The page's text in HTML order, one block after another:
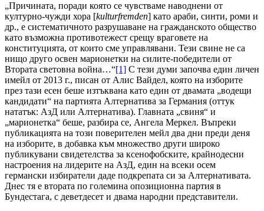
„Причината, поради която се чувстваме наводнени от
културно-чужди хора [kulturfremden] като араби, синти, роми и
др., е систематичното разрушаване на гражданското общество
като възможна противотежест срещу враговете на
конституцията, от които сме управлявани. Тези свине не са
нищо друго освен марионетки на силите-победители от
Втората световна война…“[1] С тези думи започва един личен
имейл от 2013 г., писан от Алис Вайдел, която на изборите
през тази есен беше изтъквана като един от двамата „водещи
кандидати“ на партията Алтернатива за Германия (оттук
нататък: АзД или Алтернатива). Главната „свиня“ и
„марионетка“ беше, разбира се, Ангела Меркел. Въпреки
публикацията на този поверителен мейл два дни преди деня
на изборите, в добавка към множество други широко
публикувани свидетелства за ксенофобските, крайнодесни
настроения на лидерите на АзД, един на всеки осем
германски избиратели даде подкрепата си за Алтернативата.
Днес тя е втората по големина опозиционна партия в
Бундестага, с деветдесет и двама народни представители.